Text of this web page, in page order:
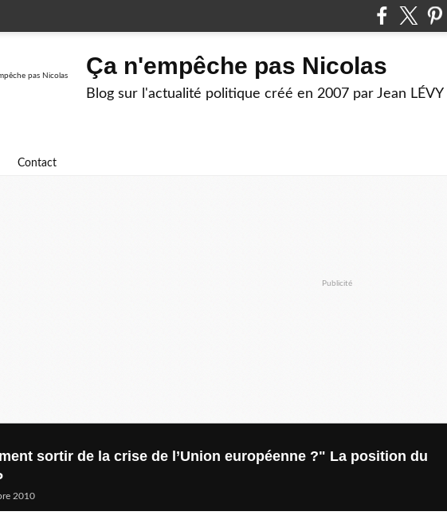
Ça n'empêche pas Nicolas
Blog sur l'actualité politique créé en 2007 par Jean LÉVY
Contact
Publicité
sortir de la crise de l’Union européenne ?" La position du
2010